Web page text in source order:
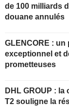
de 100 milliards
douane annulés
GLENCORE : un premier semestre
exceptionnel et
prometteuses
DHL GROUP : la croissance de l'EBIT au
T2 souligne la